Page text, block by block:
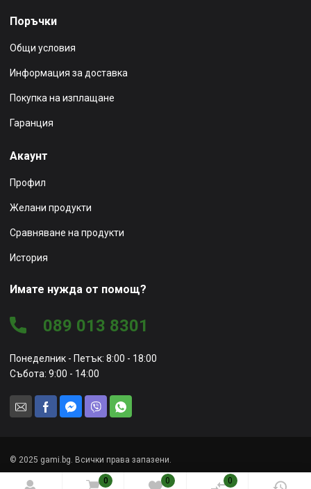
0 0 0
Поръчки
Общи условия
Информация за доставка
Покупка на изплащане
Гаранция
Акаунт
Профил
Желани продукти
Сравняване на продукти
История
Имате нужда от помощ?
089 013 8301
Понеделник - Петък: 8:00 - 18:00
Събота: 9:00 - 14:00
© 2025 gami.bg. Всички права запазени.
Уеб сайт от Marketing Vision